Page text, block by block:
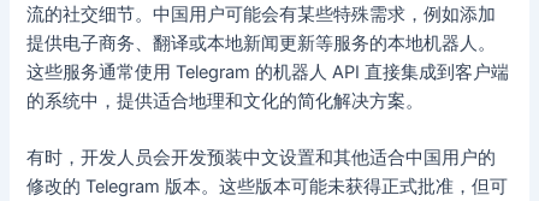
流的社交细节。中国用户可能会有某些特殊需求，例如添加
提供电子商务、翻译或本地新闻更新等服务的本地机器人。
这些服务通常使用 Telegram 的机器人 API 直接集成到客户端
的系统中，提供适合地理和文化的简化解决方案。
有时，开发人员会开发预装中文设置和其他适合中国用户的
修改的 Telegram 版本。这些版本可能未获得正式批准，但可